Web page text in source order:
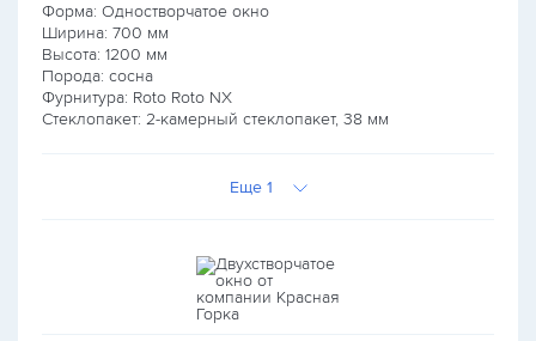
Форма: Одностворчатое окно
Ширина: 700 мм
Высота: 1200 мм
Порода: сосна
Фурнитура: Roto Roto NX
Стеклопакет: 2-камерный стеклопакет, 38 мм
Еще 1